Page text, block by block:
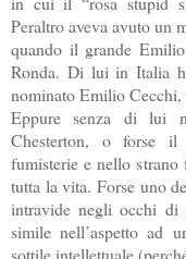
Peraltro aveva avuto un
quando il grande
Ronda. Di lui in Italia
nominato Emilio
Eppure senza di lui
Chesterton, o forse il
fumisterie e nello
tutta la vita. Forse uno
intravide negli occhi di
simile nell’aspetto ad
sottile intellettuale